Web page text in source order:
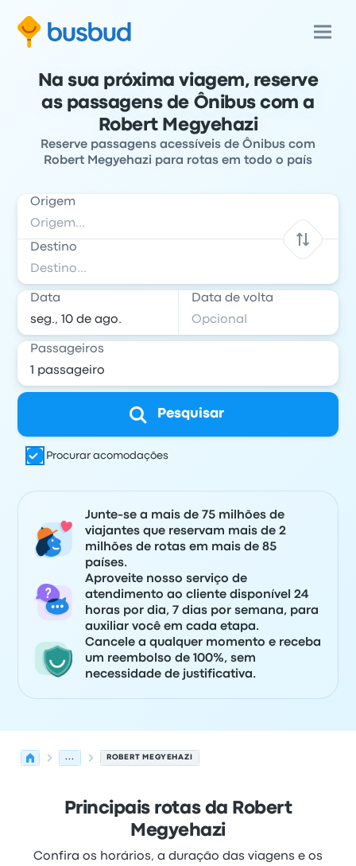
Na sua próxima viagem, reserve
as passagens de Ônibus com a
Robert Megyehazi
Reserve passagens acessíveis de Ônibus com
Robert Megyehazi para rotas em todo o país
Origem
Destino
Data Data de volta
Passageiros
Pesquisar
Procurar acomodações
Junte-se a mais de 75 milhões de
viajantes que reservam mais de 2
milhões de rotas em mais de 85
países.
Aproveite nosso serviço de
atendimento ao cliente disponível 24
horas por dia, 7 dias por semana, para
auxiliar você em cada etapa.
Cancele a qualquer momento e receba
um reembolso de 100%, sem
necessidade de justificativa.
... ROBERT MEGYEHAZI
Principais rotas da Robert
Megyehazi
Confira os horários, a duração das viagens e os